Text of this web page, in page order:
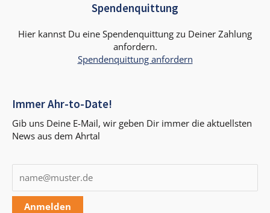
Spendenquittung
Hier kannst Du eine Spendenquittung zu Deiner Zahlung
anfordern.
Spendenquittung anfordern
Immer Ahr-to-Date!
Gib uns Deine E-Mail, wir geben Dir immer die aktuellsten
News aus dem Ahrtal
Anmelden